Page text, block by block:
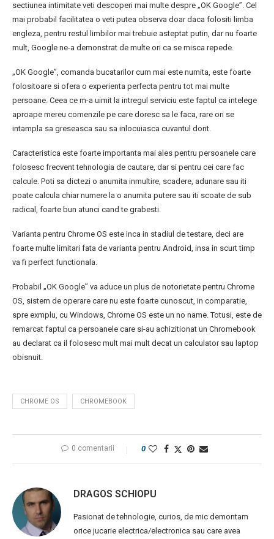
sectiunea intimitate veti descoperi mai multe despre „OK Google”. Cel
mai probabil facilitatea o veti putea observa doar daca folositi limba
engleza, pentru restul limbilor mai trebuie asteptat putin, dar nu foarte
mult, Google ne-a demonstrat de multe ori ca se misca repede.
„OK Google”, comanda bucatarilor cum mai este numita, este foarte
folositoare si ofera o experienta perfecta pentru tot mai multe
persoane. Ceea ce m-a uimit la intregul serviciu este faptul ca intelege
aproape mereu comenzile pe care doresc sa le faca, rare ori se
intampla sa greseasca sau sa inlocuiasca cuvantul dorit.
Caracteristica este foarte importanta mai ales pentru persoanele care
folosesc frecvent tehnologia de cautare, dar si pentru cei care fac
calcule. Poti sa dictezi o anumita inmultire, scadere, adunare sau iti
poate calcula chiar numere la o anumita putere sau iti scoate de sub
radical, foarte bun atunci cand te grabesti.
Varianta pentru Chrome OS este inca in stadiul de testare, deci are
foarte multe limitari fata de varianta pentru Android, insa in scurt timp
va fi perfect functionala.
Probabil „OK Google” va aduce un plus de notorietate pentru Chrome
OS, sistem de operare care nu este foarte cunoscut, in comparatie,
spre exmplu, cu Windows, Chrome OS este un no name. Totusi, este de
remarcat faptul ca persoanele care si-au achizitionat un Chromebook
au declarat ca il folosesc mult mai mult decat un calculator sau laptop
obisnuit.
CHROME OS CHROMEBOOK
0 comentarii 0
DRAGOS SCHIOPU
Pasionat de tehnologie, curios, de mic demontam
orice jucarie electrica/electronica sau care avea